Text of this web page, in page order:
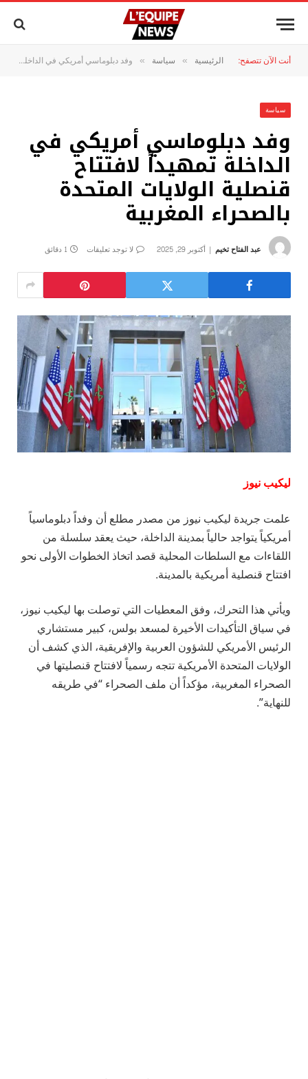
أنت الآن تتصفح: الرئيسية » سياسة » وفد دبلوماسي أمريكي في الداخلة تمهيداً لافتتاح قنصلية الولايات المتحدة بالصحراء المغربية
سياسة
وفد دبلوماسي أمريكي في
الداخلة تمهيداً لافتتاح
قنصلية الولايات المتحدة
بالصحراء المغربية
عبد الفتاح تخيم أكتوبر 29, 2025 لا توجد تعليقات 1 دقائق
ليكيب نيوز
علمت جريدة ليكيب نيوز من مصدر مطلع أن وفداً دبلوماسياً
أمريكياً يتواجد حالياً بمدينة الداخلة، حيث يعقد سلسلة من
اللقاءات مع السلطات المحلية قصد اتخاذ الخطوات الأولى نحو
افتتاح قنصلية أمريكية بالمدينة.
ويأتي هذا التحرك، وفق المعطيات التي توصلت بها ليكيب نيوز،
في سياق التأكيدات الأخيرة لمسعد بولس، كبير مستشاري
الرئيس الأمريكي للشؤون العربية والإفريقية، الذي كشف أن
الولايات المتحدة الأمريكية تتجه رسمياً لافتتاح قنصليتها في
الصحراء المغربية، مؤكداً أن ملف الصحراء “في طريقه
للنهاية”.